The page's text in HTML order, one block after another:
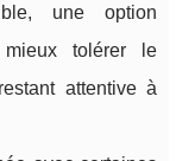
une option
tolérer le
attentive à